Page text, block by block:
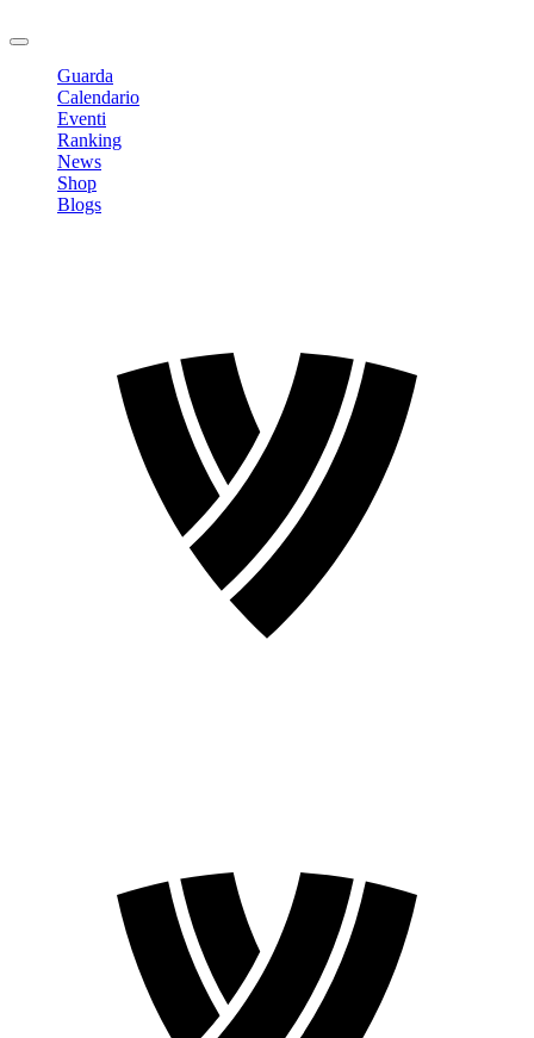
Guarda
Calendario
Eventi
Ranking
News
Shop
Blogs